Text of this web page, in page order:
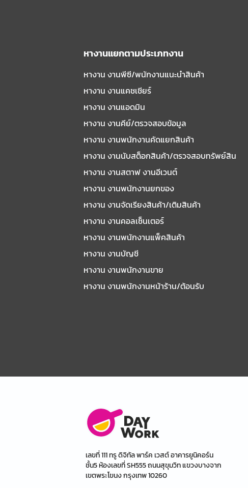
หางานแยกตามประเภทงาน
หางาน งานพีซี/พนักงานแนะนําสินค้า
หางาน งานแคชเชียร์
หางาน งานแอดมิน
หางาน งานคีย์/ตรวจสอบข้อมูล
หางาน งานพนักงานคัดแยกสินค้า
หางาน งานนับสต็อกสินค้า/ตรวจสอบทรัพย์สิน
หางาน งานสตาฟ งานอีเวนต์
หางาน งานพนักงานยกของ
หางาน งานจัดเรียงสินค้า/เติมสินค้า
หางาน งานคอลเซ็นเตอร์
หางาน งานพนักงานแพ็คสินค้า
หางาน งานบัญชี
หางาน งานพนักงานขาย
หางาน งานพนักงานหน้าร้าน/ต้อนรับ
เลขที่ 111 ทรู ดิจิทัล พาร์ค เวสต์ อาคารยูนิคอร์น
ชั้น5 ห้องเลขที่ SH555 ถนนสุขุมวิท แขวงบางจาก
เขตพระโขนง กรุงเทพ 10260